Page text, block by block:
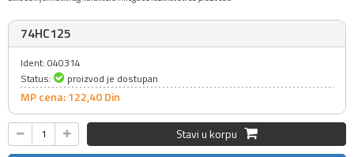
74HC125
Ident: 040314
Status:
proizvod je dostupan
MP cena: 122,40Din
Stavi u korpu